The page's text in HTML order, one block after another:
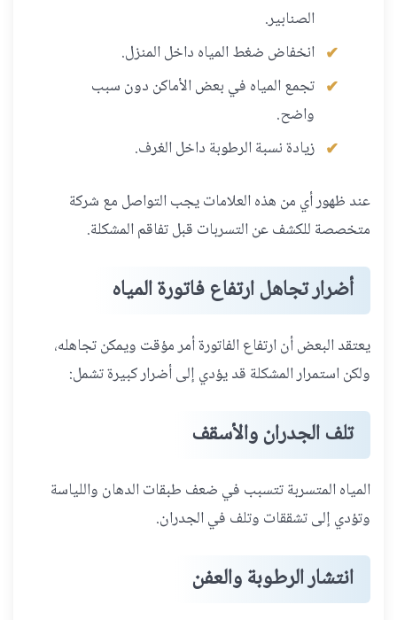
الصنابير.
انخفاض ضغط المياه داخل المنزل.
تجمع المياه في بعض الأماكن دون سبب
واضح.
زيادة نسبة الرطوبة داخل الغرف.
عند ظهور أي من هذه العلامات يجب التواصل مع شركة
متخصصة للكشف عن التسربات قبل تفاقم المشكلة.
أضرار تجاهل ارتفاع فاتورة المياه
يعتقد البعض أن ارتفاع الفاتورة أمر مؤقت ويمكن تجاهله،
ولكن استمرار المشكلة قد يؤدي إلى أضرار كبيرة تشمل:
تلف الجدران والأسقف
المياه المتسربة تتسبب في ضعف طبقات الدهان واللياسة
وتؤدي إلى تشققات وتلف في الجدران.
انتشار الرطوبة والعفن